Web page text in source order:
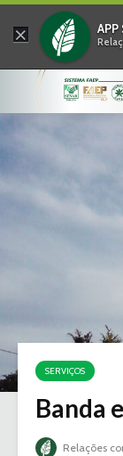
× APP
SERVIÇOS
Banda
Relações